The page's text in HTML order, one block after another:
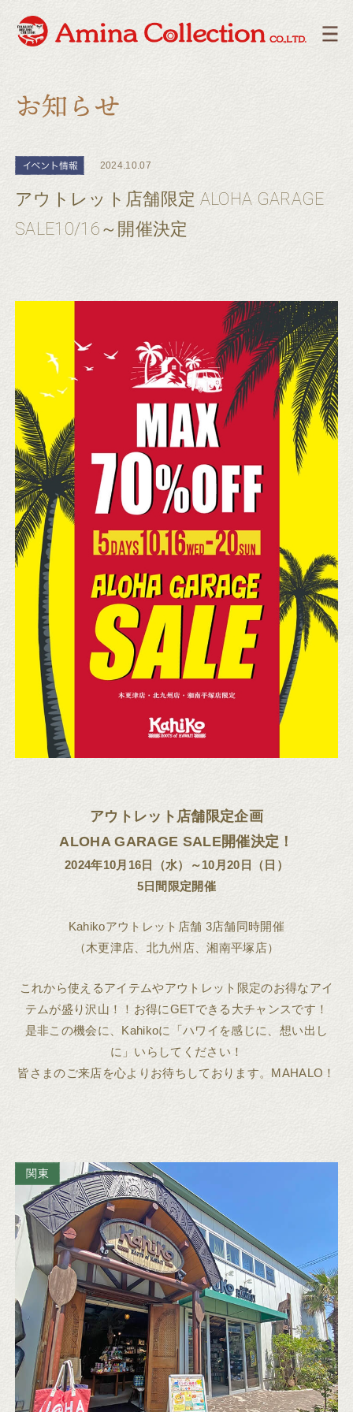
2024.10.07
アウトレット店舗限定 ALOHA GARAGE
SALE10/16～開催決定
アウトレット店舗限定企画
ALOHA GARAGE SALE開催決定！
2024年10月16日（水）～10月20日（日）
5日間限定開催
Kahikoアウトレット店舗 3店舗同時開催
（木更津店、北九州店、湘南平塚店）
これから使えるアイテムやアウトレット限定のお得なアイ
テムが盛り沢山！！お得にGETできる大チャンスです！
是非この機会に、Kahikoに「ハワイを感じに、想い出し
に」いらしてください！
皆さまのご来店を心よりお待ちしております。MAHALO！
関東